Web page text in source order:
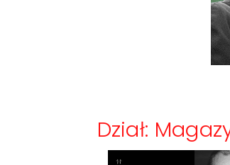
Dział: